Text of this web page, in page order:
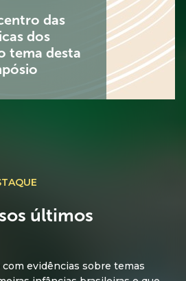
das
dos
tema desta
últimos
evidências sobre temas